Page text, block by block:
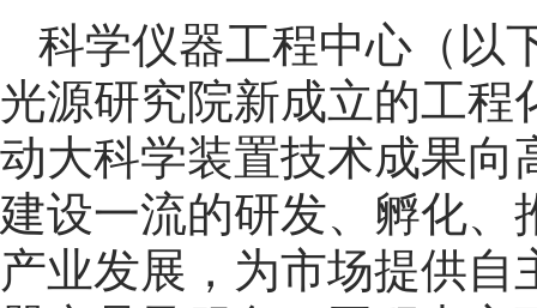
科学仪器工程中心（以
光源研究院新成立的工程
动大科学装置技术成果向
建设一流的研发、孵化、
产业发展，为市场提供